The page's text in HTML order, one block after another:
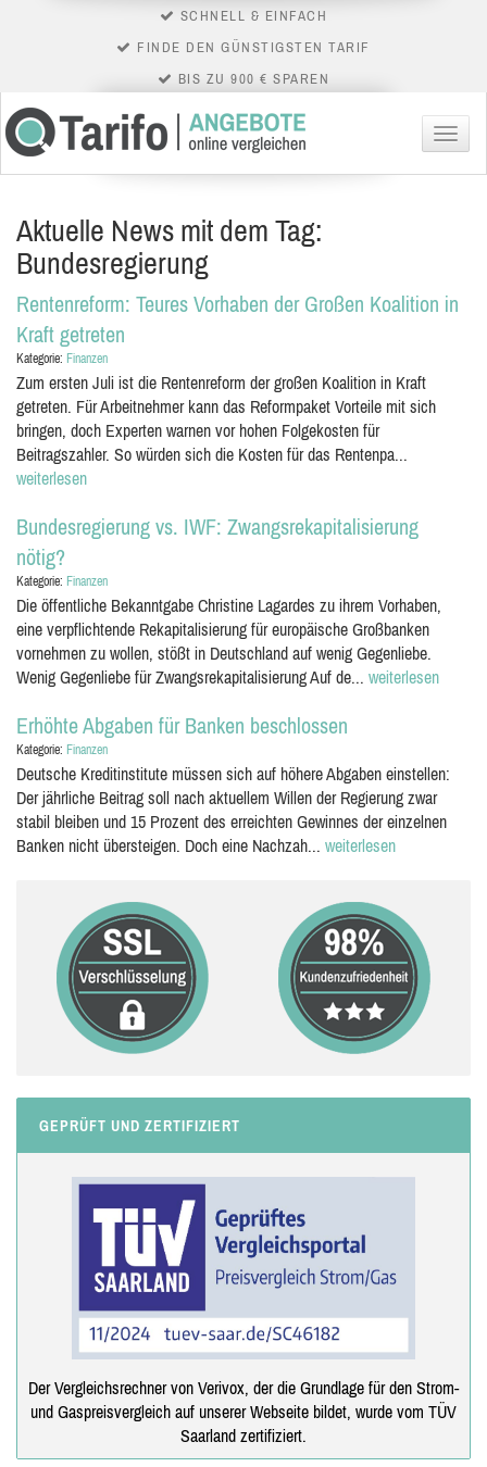
SCHNELL & EINFACH
FINDE DEN GÜNSTIGSTEN TARIF
BIS ZU 900 € SPAREN
Menü
Aktuelle News mit dem Tag:
Bundesregierung
Rentenreform: Teures Vorhaben der Großen Koalition in
Kraft getreten
Kategorie: Finanzen
Zum ersten Juli ist die Rentenreform der großen Koalition in Kraft
getreten. Für Arbeitnehmer kann das Reformpaket Vorteile mit sich
bringen, doch Experten warnen vor hohen Folgekosten für
Beitragszahler. So würden sich die Kosten für das Rentenpa...
weiterlesen
Bundesregierung vs. IWF: Zwangsrekapitalisierung
nötig?
Kategorie: Finanzen
Die öffentliche Bekanntgabe Christine Lagardes zu ihrem Vorhaben,
eine verpflichtende Rekapitalisierung für europäische Großbanken
vornehmen zu wollen, stößt in Deutschland auf wenig Gegenliebe.
Wenig Gegenliebe für Zwangsrekapitalisierung Auf de... weiterlesen
Erhöhte Abgaben für Banken beschlossen
Kategorie: Finanzen
Deutsche Kreditinstitute müssen sich auf höhere Abgaben einstellen:
Der jährliche Beitrag soll nach aktuellem Willen der Regierung zwar
stabil bleiben und 15 Prozent des erreichten Gewinnes der einzelnen
Banken nicht übersteigen. Doch eine Nachzah... weiterlesen
GEPRÜFT UND ZERTIFIZIERT
Der Vergleichsrechner von Verivox, der die Grundlage für den Strom-
und Gaspreisvergleich auf unserer Webseite bildet, wurde vom TÜV
Saarland zertifiziert.